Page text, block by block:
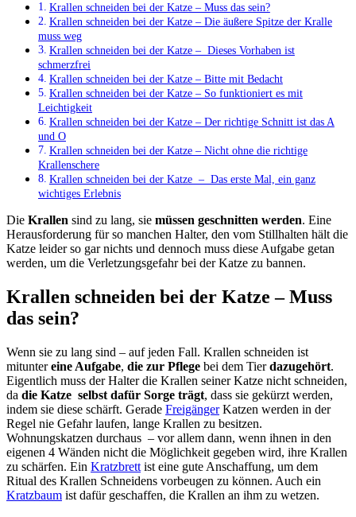
Krallen schneiden bei der Katze – Muss das sein?
Krallen schneiden bei der Katze – Die äußere Spitze der Kralle
muss weg
Krallen schneiden bei der Katze – Dieses Vorhaben ist
schmerzfrei
Krallen schneiden bei der Katze – Bitte mit Bedacht
Krallen schneiden bei der Katze – So funktioniert es mit
Leichtigkeit
Krallen schneiden bei der Katze – Der richtige Schnitt ist das A
und O
Krallen schneiden bei der Katze – Nicht ohne die richtige
Krallenschere
Krallen schneiden bei der Katze – Das erste Mal, ein ganz
wichtiges Erlebnis
Die Krallen sind zu lang, sie müssen geschnitten werden. Eine
Herausforderung für so manchen Halter, den vom Stillhalten hält die
Katze leider so gar nichts und dennoch muss diese Aufgabe getan
werden, um die Verletzungsgefahr bei der Katze zu bannen.
Krallen schneiden bei der Katze – Muss
das sein?
Wenn sie zu lang sind – auf jeden Fall. Krallen schneiden ist
mituntereine Aufgabe, die zur Pflege bei dem Tierdazugehört.
Eigentlich muss der Halter die Krallen seiner Katze nicht schneiden,
da die Katze selbst dafür Sorge trägt, dass sie gekürzt werden,
indem sie diese schärft. Gerade FreigängerKatzen werden in der
Regel nie Gefahr laufen, lange Krallen zu besitzen.
Wohnungskatzen durchaus – vor allem dann, wenn ihnen in den
eigenen 4 Wänden nicht die Möglichkeit gegeben wird, ihre Krallen
zu schärfen. Ein Kratzbrett ist eine gute Anschaffung, um dem
Ritual des Krallen Schneidens vorbeugen zu können. Auch ein
Kratzbaum ist dafür geschaffen, die Krallen an ihm zu wetzen.